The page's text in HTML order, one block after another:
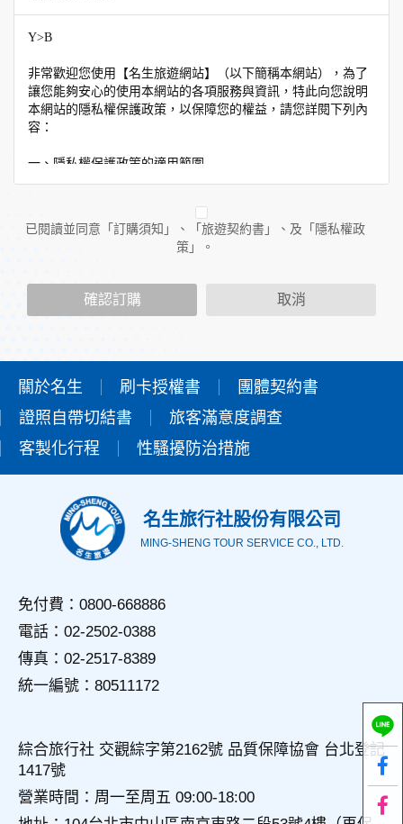
Y>B
非常歡迎您使用【名生旅遊網站】（以下簡稱本網站），為了
讓您能夠安心的使用本網站的各項服務與資訊，特此向您說明
本網站的隱私權保護政策，以保障您的權益，請您詳閱下列內
容：
一、隱私權保護政策的適用範圍
隱私權保護政策內容，包括本網站如何處理在您使用網站服務
外的相關連結網站，也不適用於非本網站所委託或參與管理的
人員。
當您造訪本網站或使用本網站所提供之功能服務時，我們將視
該服務功能性質，請您提供必要的個人資料，並在該特定目的
本網站在您使用服務信箱、問卷調查等互動性功能時，會保留
您所提供的姓名、電子郵件地址、聯絡方式及使用時間等。
於一般瀏覽時，伺服器會自行記錄相關行徑，包括您使用連線
設備的IP位址、使用時間、使用的瀏覽器、瀏覽及點選資料記
用，決不對外公佈。
外，我們會視需要公佈統計數據及說明文字，但不涉及特定個
人之資料。
三、資料之保護
備及必要的安全防護措施，加以保護網站及您的個人資料採用
嚴格的保護措施，只由經過授權的人員才能接觸您的個人資
料，相關處理人員皆簽有保密合約，如有違反保密義務者，將
會受到相關的法律處分。
如因業務需要有必要委託其他單位提供服務時，本網站亦會嚴
格要求其遵守保密義務，並且採取必要檢查程序以確定其將確
四、網站對外的相關連結
本網站的網頁提供其他網站的網路連結，您也可經由本網站所
提供的連結，點選進入其他網站。但該連結網站不適用本網站
的隱私權保護政策，您必須參考該連結網站中的隱私權保護政
已閱讀並同意「訂購須知」、「旅遊契約書」、及「隱私權政
策」。
確認訂購 取消
關於名生 刷卡授權書
團體契約書
證照自帶切結書
旅客滿意度調查
客製化行程
性騷擾防治措施
名生旅行社股份有限公司
MING-SHENG TOUR SERVICE CO., LTD.
免付費：0800-668886
電話：02-2502-0388
傳真：02-2517-8389
統一編號：80511172
綜合旅行社 交觀綜字第2162號 品質保障協會 台北登記
1417號
營業時間：周一至周五 09:00-18:00